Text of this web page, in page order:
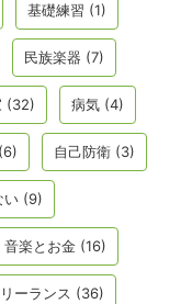
基礎練習 (1)
民族楽器 (7)
(32) 病気 (4)
(6) 自己防衛 (3)
い (9)
音楽とお金 (16)
ーランス (36)